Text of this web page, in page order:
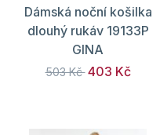
Dámská noční košilka
dlouhý rukáv 19133P
GINA
503 Kč 403 Kč